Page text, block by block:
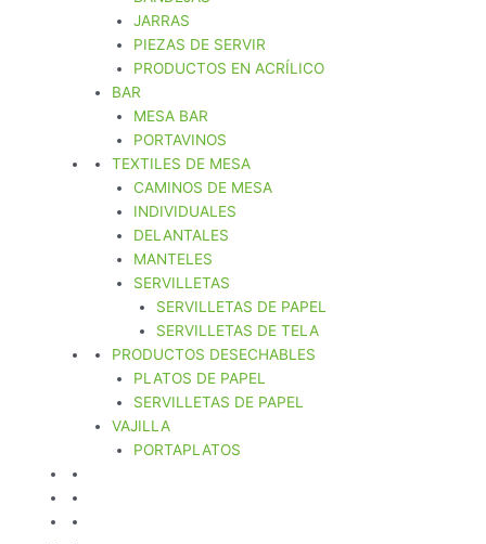
JARRAS
PIEZAS DE SERVIR
PRODUCTOS EN ACRÍLICO
BAR
MESA BAR
PORTAVINOS
TEXTILES DE MESA
CAMINOS DE MESA
INDIVIDUALES
DELANTALES
MANTELES
SERVILLETAS
SERVILLETAS DE PAPEL
SERVILLETAS DE TELA
PRODUCTOS DESECHABLES
PLATOS DE PAPEL
SERVILLETAS DE PAPEL
VAJILLA
PORTAPLATOS